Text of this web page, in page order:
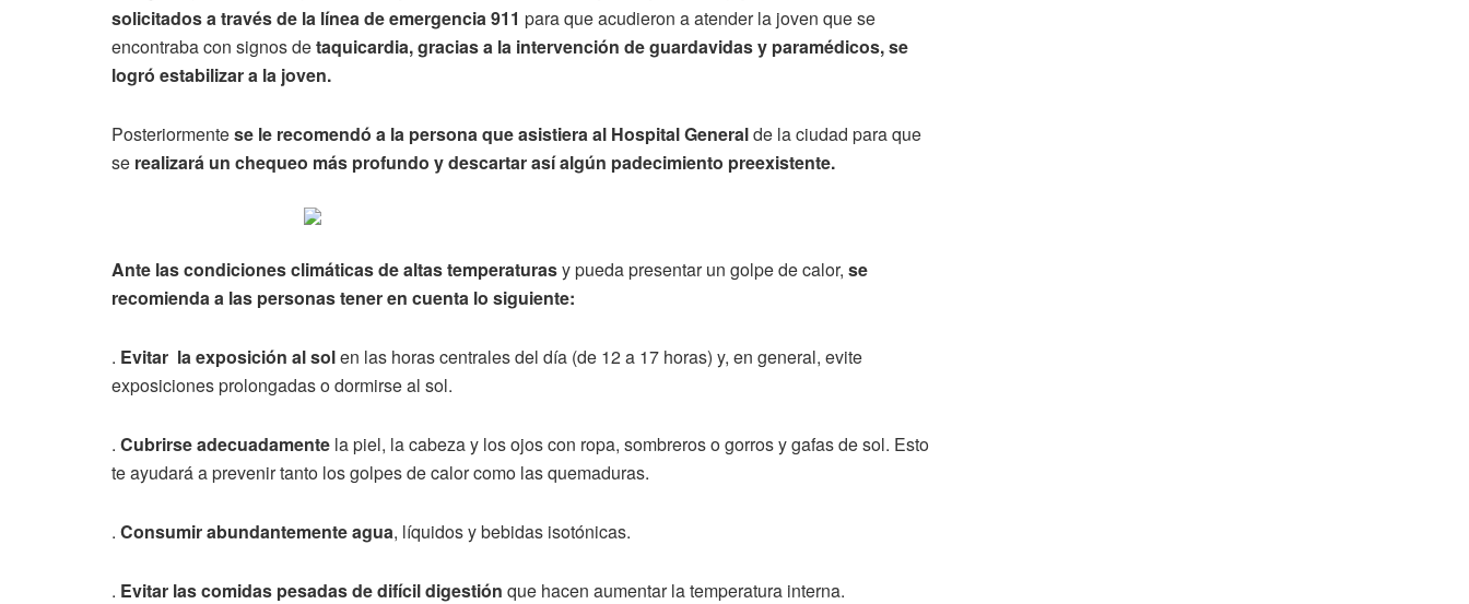
solicitados a través de la línea de emergencia 911 para que acudieron a atender la joven que se
encontraba con signos detaquicardia, gracias a la intervención de guardavidas y paramédicos, se
logró estabilizar a la joven.
Posteriormentese le recomendó a la persona que asistiera al Hospital Generalde la ciudad para que
se realizará un chequeo más profundo y descartar así algún padecimiento preexistente.
Ante las condiciones climáticas de altas temperaturasy pueda presentar un golpe de calor, se
recomienda a las personas tener en cuenta lo siguiente:
. Evitar la exposición al solen las horas centrales del día (de 12 a 17 horas) y, en general, evite
exposiciones prolongadas o dormirse al sol.
. Cubrirse adecuadamente la piel, la cabeza y los ojos con ropa, sombreros o gorros y gafas de sol. Esto
te ayudará a prevenir tanto los golpes de calor como las quemaduras.
. Consumir abundantemente agua, líquidos y bebidas isotónicas.
. Evitar las comidas pesadas de difícil digestión que hacen aumentar la temperatura interna.